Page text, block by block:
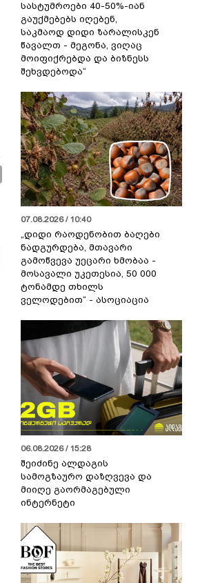
სასტუმროები 40-50%-იან
გაუქმებებს იღებენ,
საკმაოდ დიდი ზარალისკენ
წავალთ - მეგონა, ვიღაც
მოიფიქრებდა და ბიზნესს
შეხვდებოდა“
07.08.2026 / 10:40
„დიდი რაოდენობით ბაღები
ნადგურდება, მთავარი
გამოწვევა უეცარი ხმობაა -
მოსავალი უკეთესია, 50 000
ტონამდე თხილს
ველოდებით“ - ასოციაცია
06.08.2026 / 15:28
შეიძინე ალდაგის
სამოგზაურო დაზღვევა და
მიიღე გაორმაგებული
ინტერნეტი